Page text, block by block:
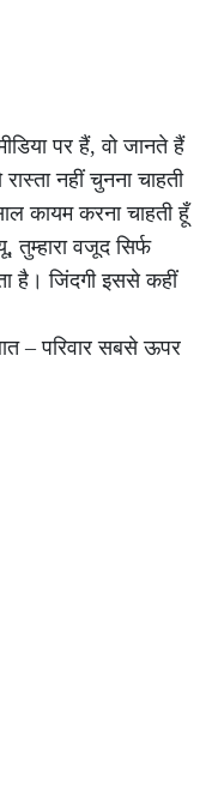
पर हैं, वो जानते हैं
नहीं चुनना चाहती
कायम करना चाहती हूँ
तुम्हारा वजूद सिर्फ
है। जिंदगी इससे कहीं
– परिवार सबसे ऊपर